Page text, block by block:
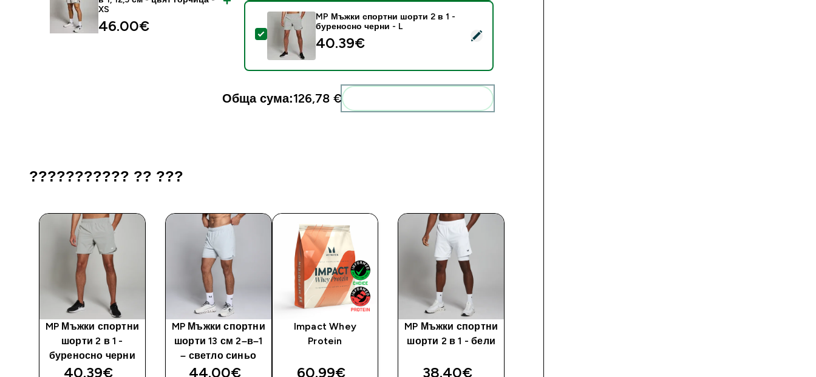
XS
46.00€‎ Select this product - MP Мъжки спортни шорти 2 в 1 - буреносно черни - L
MP Мъжки спортни шорти 2 в 1 -
буреносно черни - L
40.39€‎
Обща сума:126,78 €‎
??????????? ?? ???
MP Мъжки спортни
шорти 2 в 1 -
буреносно черни
40.39€‎
MP Мъжки спортни
шорти 13 см 2–в–1
– светло синьо
44.00€‎
Impact Whey
Protein
60.99€‎
MP Мъжки спортни
шорти 2 в 1 - бели
38.40€‎